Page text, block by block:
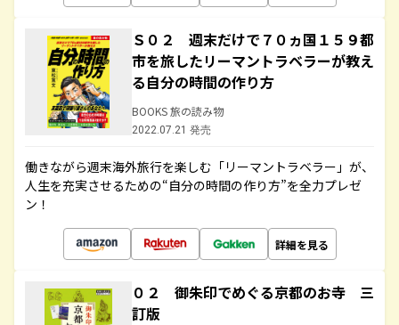
Ｓ０２ 週末だけで７０ヵ国１５９都
市を旅したリーマントラベラーが教え
る自分の時間の作り方
BOOKS 旅の読み物
2022.07.21 発売
働きながら週末海外旅行を楽しむ「リーマントラベラー」が、
人生を充実させるための“自分の時間の作り方”を全力プレゼ
ン！
詳細を見る
０２ 御朱印でめぐる京都のお寺 三
訂版